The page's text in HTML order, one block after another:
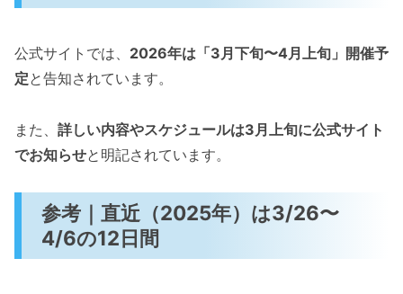
公式サイトでは、 2026年は「3月下旬〜4月上旬」開催予
定と告知されています。
また、 詳しい内容やスケジュールは3月上旬に公式サイト
でお知らせと明記されています。
参考｜直近（2025年）は3/26〜
4/6の12日間